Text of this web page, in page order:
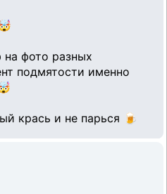
фото разных
подмятости именно
крась и не парься 🍺